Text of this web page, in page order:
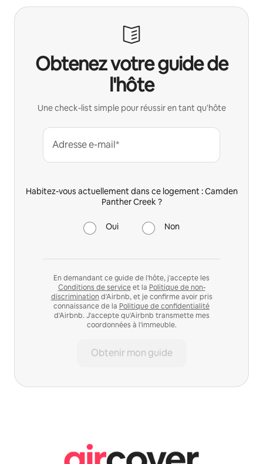
Obtenez votre guide de
l'hôte
Une check-list simple pour réussir en tant qu'hôte
Adresse e-mail*
Habitez-vous actuellement dans ce logement : Camden
Panther Creek ?
Oui Non
En demandant ce guide de l'hôte, j'accepte les
Conditions de serviceet la Politique de non-
discrimination d'Airbnb, et je confirme avoir pris
connaissance de la Politique de confidentialité
d'Airbnb. J'accepte qu'Airbnb transmette mes
coordonnées à l'immeuble.
Obtenir mon guide